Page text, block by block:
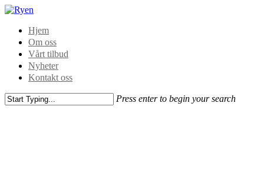
Hjem
Om oss
Vårt tilbud
Nyheter
Kontakt oss
Press enter to begin your search